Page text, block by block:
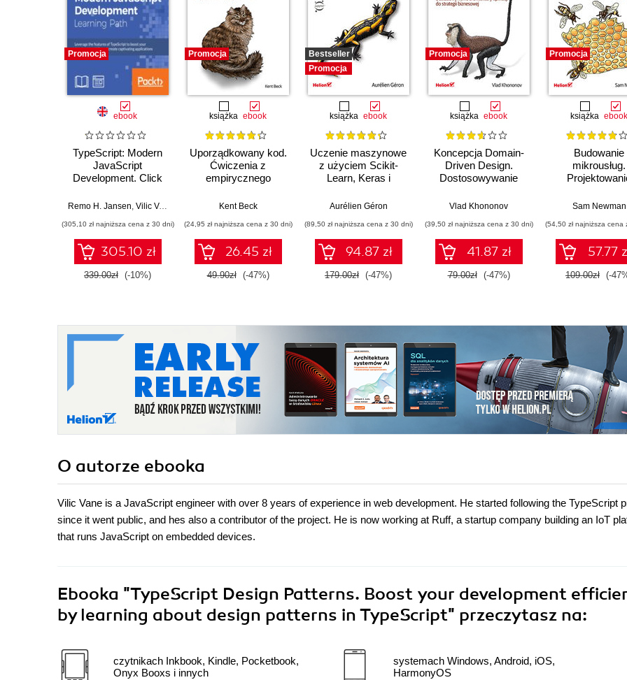
Promocja
ebook
TypeScript: Modern
JavaScript
Development. Click
Remo H. Jansen, Vilic Vane Ivo Gabe de Wolff
(305,10 zł najniższa cena z 30 dni)
305.10 zł
339.00zł (-10%)
Promocja
książka ebook
Uporządkowany kod.
Ćwiczenia z
empirycznego
oprogramowania
Kent Beck
(24,95 zł najniższa cena z 30 dni)
26.45 zł
49.90zł (-47%)
Bestseller
Promocja
książka ebook
Uczenie maszynowe
z użyciem Scikit-
Learn, Keras i
III
Aurélien Géron
(89,50 zł najniższa cena z 30 dni)
94.87 zł
179.00zł (-47%)
Promocja
książka ebook
Koncepcja Domain-
Driven Design.
Dostosowywanie
do strategii
Vlad Khononov
(39,50 zł najniższa cena z 30 dni)
41.87 zł
79.00zł (-47%)
Promocja
książka ebook
Budowanie
mikrousług.
systemów.
Sam Newman
(54,50 zł najniższa cena
57.77
109.00zł (-
O autorze ebooka
Vilic Vane is a JavaScript engineer with over 8 years of experience in web development. He started following the TypeScript
since it went public, and hes also a contributor of the project. He is now working at Ruff, a startup company building an IoT
that runs JavaScript on embedded devices.
Ebooka "TypeScript Design Patterns. Boost your development
by learning about design patterns in TypeScript" przeczytasz na:
czytnikach Inkbook, Kindle, Pocketbook,
Onyx Booxs i innych
systemach Windows, Android, iOS,
HarmonyOS